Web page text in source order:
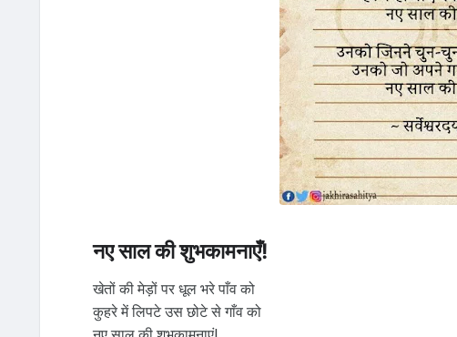
नए साल की शुभकामनाएँ!
खेतों की मेड़ों पर धूल भरे पाँव को
कुहरे में लिपटे उस छोटे से गाँव को